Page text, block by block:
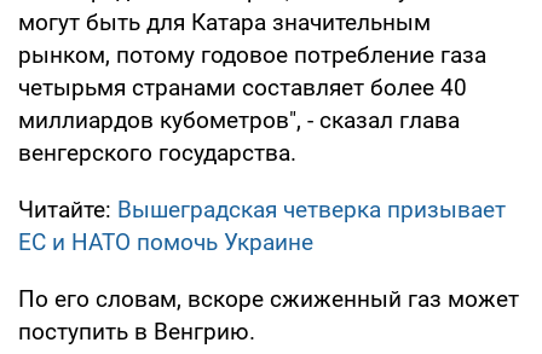
могут быть для Катара значительным
рынком, потому годовое потребление газа
четырьмя странами составляет более 40
миллиардов кубометров", - сказал глава
венгерского государства.
Читайте: Вышеградская четверка призывает
ЕС и НАТО помочь Украине
По его словам, вскоре сжиженный газ может
поступить в Венгрию.